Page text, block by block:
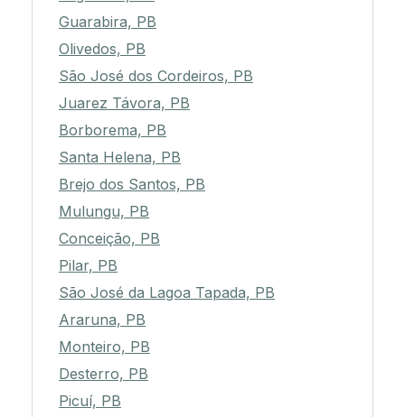
Guarabira, PB
Olivedos, PB
São José dos Cordeiros, PB
Juarez Távora, PB
Borborema, PB
Santa Helena, PB
Brejo dos Santos, PB
Mulungu, PB
Conceição, PB
Pilar, PB
São José da Lagoa Tapada, PB
Araruna, PB
Monteiro, PB
Desterro, PB
Picuí, PB